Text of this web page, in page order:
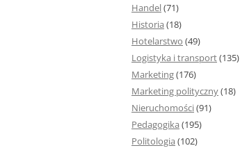
DYPLOMOWEJ
STYL PRACY DYPLOMOWEJ
SPIS TREŚCI W PRACY
DYPLOMOWEJ
Handel(71)
Historia (18)
Hotelarstwo (49)
Logistyka i transport(135)
Marketing(176)
Marketing polityczny(18)
Nieruchomości(91)
Pedagogika (195)
Politologia (102)